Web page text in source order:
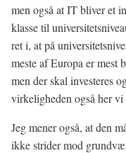
men også at IT bliver et
klasse til
ret i, at på
meste af Europa er
men der skal investeres
virkeligheden også her
Jeg mener også, at den
ikke strider mod